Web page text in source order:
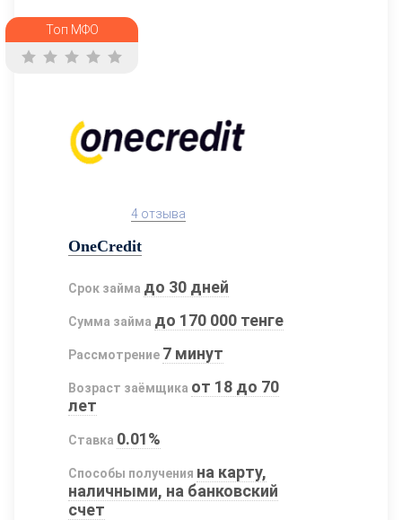
Топ МФО
4 отзыва
OneCredit
Срок займа до 30 дней
Сумма займа до 170 000 тенге
Рассмотрение 7 минут
Возраст заёмщика от 18 до 70
лет
Ставка 0.01%
Способы получения на карту,
наличными, на банковский
счет